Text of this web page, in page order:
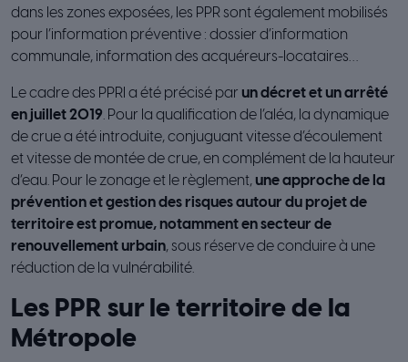
dans les zones exposées, les PPR sont également mobilisés
pour l’information préventive : dossier d’information
communale, information des acquéreurs-locataires…
Le cadre des PPRI a été précisé par un décret et un arrêté
en juillet 2019. Pour la qualification de l’aléa, la dynamique
de crue a été introduite, conjuguant vitesse d’écoulement
et vitesse de montée de crue, en complément de la hauteur
d’eau. Pour le zonage et le règlement, une approche de la
prévention et gestion des risques autour du projet de
territoire est promue, notamment en secteur de
renouvellement urbain, sous réserve de conduire à une
réduction de la vulnérabilité.
Les PPR sur le territoire de la
Métropole